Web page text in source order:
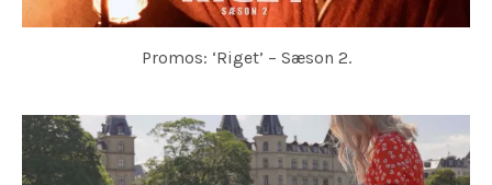
Promos: ‘Riget’ – Sæson 2.